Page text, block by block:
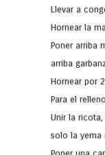
Llevar a
Hornear la
Poner arriba
arriba
Hornear por
Para el
Unir la
solo la yema